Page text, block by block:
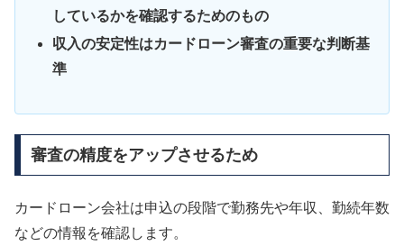
しているかを確認するためのもの
収入の安定性はカードローン審査の重要な判断基
準
審査の精度をアップさせるため
カードローン会社は申込の段階で勤務先や年収、勤続年数
などの情報を確認します。